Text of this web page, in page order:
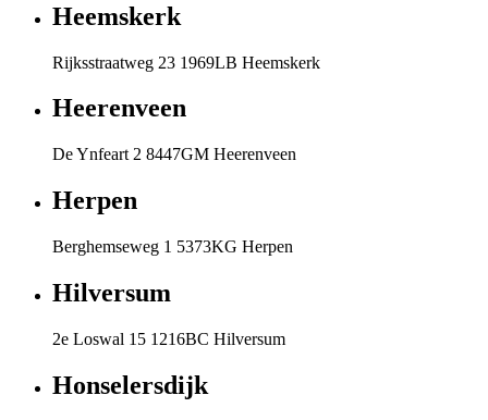
Heemskerk
Rijksstraatweg 23 1969LB Heemskerk
Heerenveen
De Ynfeart 2 8447GM Heerenveen
Herpen
Berghemseweg 1 5373KG Herpen
Hilversum
2e Loswal 15 1216BC Hilversum
Honselersdijk